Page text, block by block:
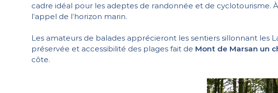
cadre idéal pour les adeptes de randonnée et de cyclotourisme.
l’appel de l’horizon marin.
Les amateurs de balades apprécieront les sentiers sillonnant
préservée et accessibilité des plages fait de Mont de Marsan un
côte.